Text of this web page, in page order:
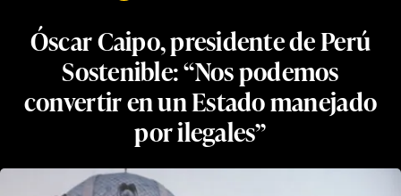
Óscar Caipo, presidente de Perú
Sostenible: “Nos podemos
convertir en un Estado manejado
por ilegales”